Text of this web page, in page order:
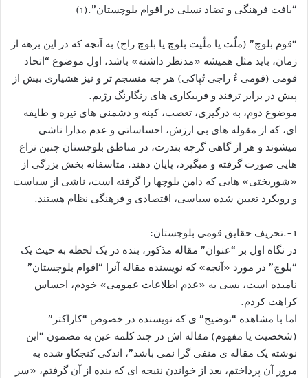
“بافت فرهنگی و تضاد نسلی در اقوام بلوچستان”.(1)
“قوم بلوچ” (ملّت یا ملّیت بلوچ یا بلوچ راج) به آنچه که در این برهه از
زمان، باید مثل همیشه «مدنظر داشته» باشد، اول موضوع “اتحاد
قومی (قومی ءُ راجی تُپاکی) هر چه منسجم تر و نیز هشیاری بیش از
پیش در برابر ترفند و فریبکاری های رنگارنگ رژیم.
موضوع دوم، به درگیری، تعصب، کینه و دشمنی های تیره و طایفه
ای، که از مقوله های بی ارزش، احساساتی و عدم مدارا ناشی
میشوند و هر از گاهی گرچه بندرت، در مناطق بلوچستان چنین نزاع
هایی صورت گرفته و میگیرد، پایان دهند. متاسفانه بخش بزرگی از
«شوربختی» هایی که دامن بلوچها را گرفته است، ناشی از سیاست
و رویکرد تعیین شده سیاسی، اقتصادی و فرهنگی نظام هستند.
1-.تحریف حقایق قومی بلوچستان:
در نگاه اول بر “عنوان” مقاله مذکور، بنده در یک لحظه به حیث یک
“بلوچ” در مورد «آنچه» که نویسنده مقاله آنرا “اقوام بلوچستان”
نامیده است، بسی به «عدم اطلاعات عمومی» خودم، احساس
کراهت کردم.
اما با مشاهده “توضیح” ی که نویسنده در خصوص “کاراکتر”
(شخصیت یا مفهوم) مقاله اش در چند کلمه عین به مضمون “این
نوشته یک مقاله ی منفی گرا نمی باشد”، اندکی کنجکاو شده به
مرور آن پرداختم، بعد از خواندن نتیجه ای که بنده از آن گرفتم، «سر